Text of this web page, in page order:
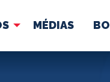
MÉDIAS
À